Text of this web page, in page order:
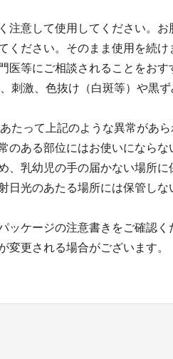
注意して使用してください。
ください。そのまま使用を続
医等にご相談されることをおす
刺激、色抜け（白斑等）や黒
たって上記のような異常があら
のある部位にはお使いにならな
、乳幼児の手の届かない場所に
日光のあたる場所には保管しな
ッケージの注意書きをご確認く
変更される場合がございます。